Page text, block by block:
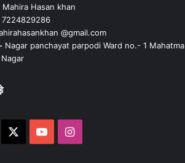
Mahira Hasan khan
@gmail.com
Nagar panchayat parpodi Ward no.- 1 Mahatma
YouTubeInstagram